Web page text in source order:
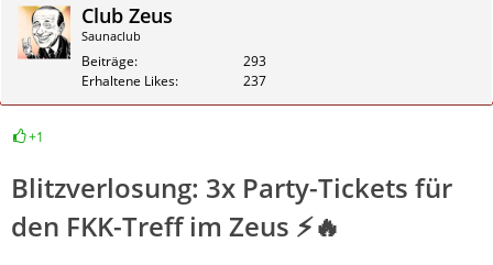
Club Zeus
Saunaclub
Beiträge
293
Erhaltene Likes
237
+1
Blitzverlosung: 3x Party-Tickets für
den FKK-Treff im Zeus ⚡🔥